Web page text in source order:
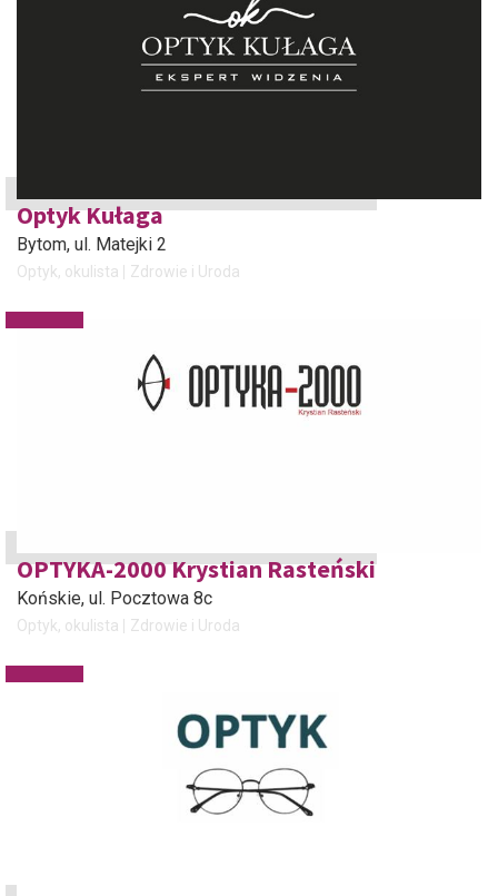
Optyk Kułaga
Bytom, ul. Matejki 2
Optyk, okulista Zdrowie i Uroda
OPTYKA-2000 Krystian Rasteński
Końskie, ul. Pocztowa 8c
Optyk, okulista Zdrowie i Uroda